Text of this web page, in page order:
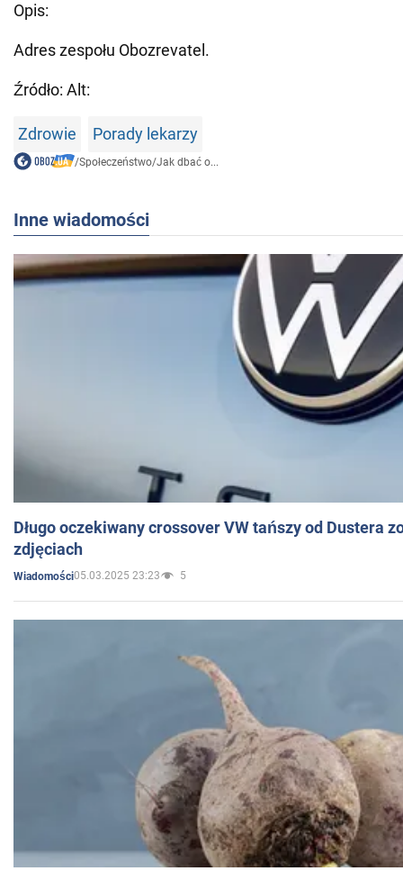
Opis:
Adres zespołu Obozrevatel.
Źródło: Alt:
Zdrowie Porady lekarzy
/Społeczeństwo/Jak dbać o...
Inne wiadomości
Długo oczekiwany crossover VW tańszy od Dustera
zdjęciach
Wiadomości05.03.2025 23:23 5